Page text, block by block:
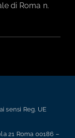
di Roma n.
sensi Reg. UE
21 Roma 00186 –